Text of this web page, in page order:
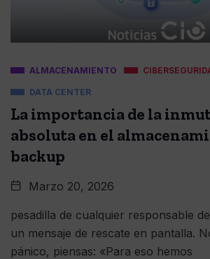
ALMACENAMIENTO
DATA CENTER
La importancia de la
absoluta en el
backup
Marzo 20, 2026
pesadilla de cualquier responsable
un mensaje de rescate en pantalla.
pánico, piensas: «Para eso hemos